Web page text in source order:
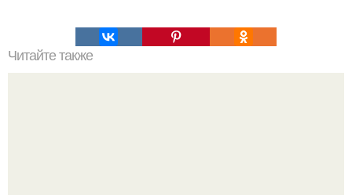
Читайте также